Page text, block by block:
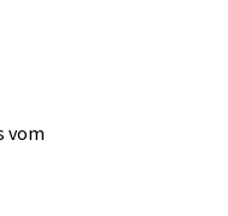
vom